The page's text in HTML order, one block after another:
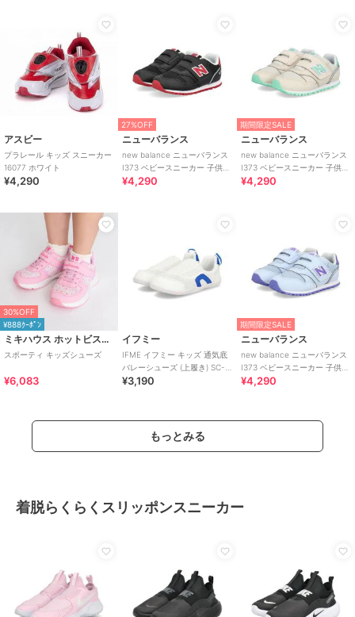
アスビー
プラレール キッズ スニーカー
16077 ホワイト
¥4,290
27%OFF
ニューバランス
new balance ニューバランス
I373 ベビースニーカー 子供靴
ワンベルト
¥4,290
期間限定SALE
ニューバランス
new balance ニューバランス
I373 ベビースニーカー 子供靴
ワンベルト
¥4,290
30%OFF
¥888ｸｰﾎﾟﾝ
ミキハウス ホットビスケッツ
スポーティ キッズシューズ
¥6,083
イフミー
IFME イフミー キッズ 通気底
バレーシューズ (上履き) SC-
0002
¥3,190
期間限定SALE
ニューバランス
new balance ニューバランス
I373 ベビースニーカー 子供靴
ワンベルト
¥4,290
もっとみる
着脱らくらくスリッポンスニーカー